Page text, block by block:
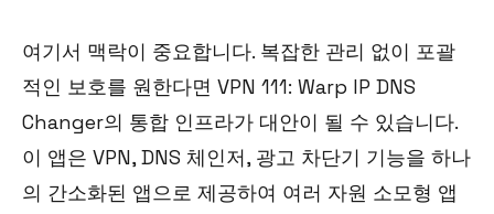
여기서 맥락이 중요합니다. 복잡한 관리 없이 포괄
적인 보호를 원한다면 VPN 111: Warp IP DNS
Changer의 통합 인프라가 대안이 될 수 있습니다.
이 앱은 VPN, DNS 체인저, 광고 차단기 기능을 하나
의 간소화된 앱으로 제공하여 여러 자원 소모형 앱